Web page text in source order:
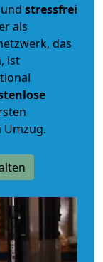
und stressfrei
als
das
ist